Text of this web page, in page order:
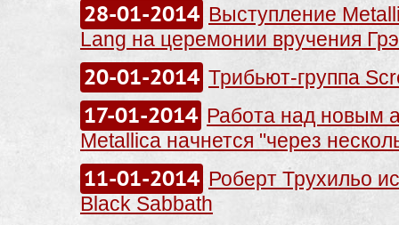
28-01-2014 Выступление
Lang на церемонии вручения
20-01-2014 Трибьют-группа
17-01-2014 Работа над новым
Metallica начнется "через
11-01-2014 Роберт Трухильо
Black Sabbath